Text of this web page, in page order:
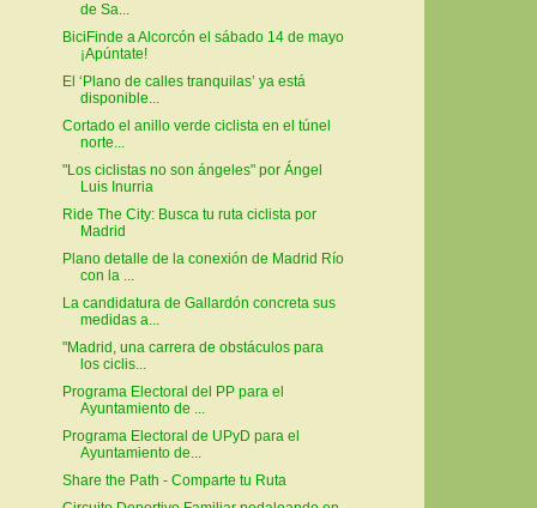
de Sa...
BiciFinde a Alcorcón el sábado 14 de mayo
¡Apúntate!
El ‘Plano de calles tranquilas’ ya está
disponible...
Cortado el anillo verde ciclista en el túnel
norte...
"Los ciclistas no son ángeles" por Ángel
Luis Inurria
Ride The City: Busca tu ruta ciclista por
Madrid
Plano detalle de la conexión de Madrid Río
con la ...
La candidatura de Gallardón concreta sus
medidas a...
"Madrid, una carrera de obstáculos para
los ciclis...
Programa Electoral del PP para el
Ayuntamiento de ...
Programa Electoral de UPyD para el
Ayuntamiento de...
Share the Path - Comparte tu Ruta